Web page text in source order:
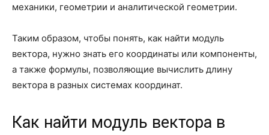
механики, геометрии и аналитической геометрии.
Таким образом, чтобы понять, как найти модуль
вектора, нужно знать его координаты или компоненты,
а также формулы, позволяющие вычислить длину
вектора в разных системах координат.
Как найти модуль вектора в